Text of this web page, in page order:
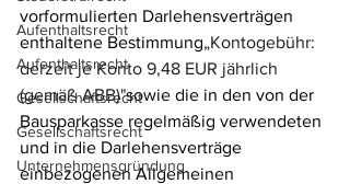
Aufenthaltsrecht
Aufenthaltsrecht
Gesellschaftsrecht
Gesellschaftsrecht
Unternehmensgründung
vorformulierten Darlehensverträgen
enthaltene Bestimmung„Kontogebühr:
derzeit je Konto 9,48 EUR jährlich
(gemäß ABB)"sowie die in den von der
Bausparkasse regelmäßig verwendeten
und in die Darlehensverträge
einbezogenen Allgemeinen